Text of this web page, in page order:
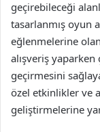
geçirebileceği
tasarlanmış oyun
eğlenmelerine
alışveriş yaparken
geçirmesini
özel etkinlikler ve
geliştirmelerine